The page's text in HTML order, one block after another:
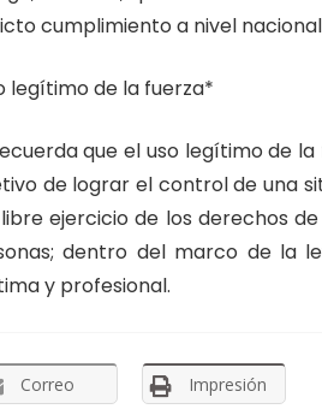
cumplimiento a nivel
legítimo de la fuerza*
que el uso legítimo de
de lograr el control de una
ejercicio de los derechos
dentro del marco de la
y profesional.
Correo Impresión